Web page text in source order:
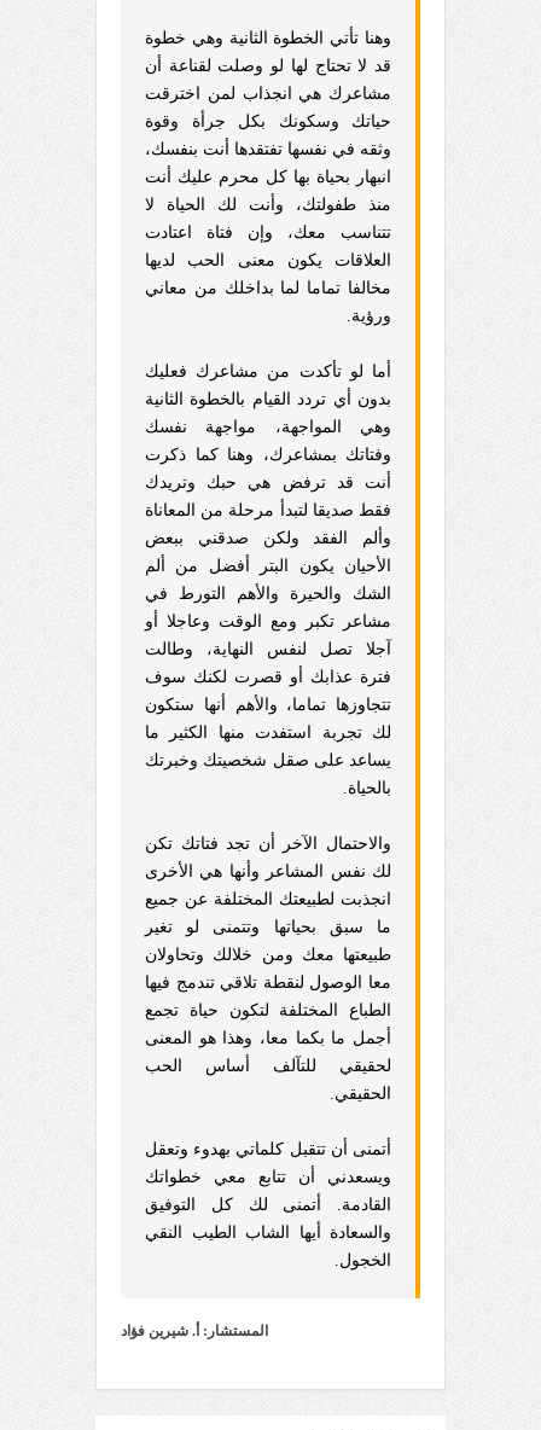
وهنا تأتي الخطوة الثانية وهي خطوة
قد لا تحتاج لها لو وصلت لقناعة أن
مشاعرك هي انجذاب لمن اخترقت
حياتك وسكونك بكل جرأة وقوة
وثقه في نفسها تفتقدها أنت بنفسك،
انبهار بحياة بها كل محرم عليك أنت
منذ طفولتك، وأنت لك الحياة لا
تتناسب معك، وإن فتاة اعتادت
العلاقات يكون معنى الحب لديها
مخالفا تماما لما بداخلك من معاني
ورؤية.
أما لو تأكدت من مشاعرك فعليك
بدون أي تردد القيام بالخطوة الثانية
وهي المواجهة، مواجهة نفسك
وفتاتك بمشاعرك، وهنا كما ذكرت
أنت قد ترفض هي حبك وتريدك
فقط صديقا لتبدأ مرحلة من المعاناة
وألم الفقد ولكن صدقني ببعض
الأحيان يكون البتر أفضل من ألم
الشك والحيرة والأهم التورط في
مشاعر تكبر ومع الوقت وعاجلا أو
آجلا تصل لنفس النهاية، وطالت
فترة عذابك أو قصرت لكنك سوف
تتجاوزها تماما، والأهم أنها ستكون
لك تجربة استفدت منها الكثير ما
يساعد على صقل شخصيتك وخبرتك
بالحياة.
والاحتمال الآخر أن تجد فتاتك تكن
لك نفس المشاعر وأنها هي الأخرى
انجذبت لطبيعتك المختلفة عن جميع
ما سبق بحياتها وتتمنى لو تغير
طبيعتها معك ومن خلالك وتحاولان
معا الوصول لنقطة تلاقي تندمج فيها
الطباع المختلفة لتكون حياة تجمع
أجمل ما بكما معا، وهذا هو المعنى
لحقيقي للتآلف أساس الحب
الحقيقي.
أتمنى أن تتقبل كلماتي بهدوء وتعقل
ويسعدني أن تتابع معي خطواتك
القادمة. أتمنى لك كل التوفيق
والسعادة أيها الشاب الطيب النقي
الخجول.
المستشار: أ. شيرين فؤاد